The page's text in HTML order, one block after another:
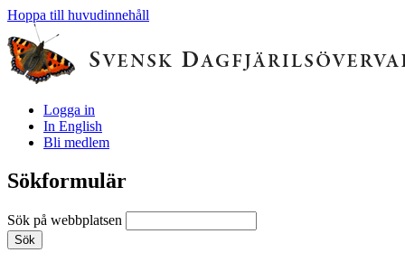
Hoppa till huvudinnehåll
Logga in
In English
Bli medlem
Sökformulär
Sök på webbplatsen